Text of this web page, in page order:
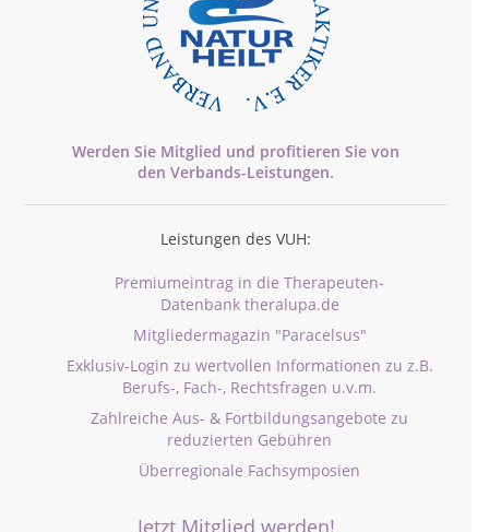
Werden Sie Mitglied und profitieren Sie von
den Verbands-Leistungen.
Leistungen des VUH:
Premiumeintrag in die Therapeuten-
Datenbank theralupa.de
Mitgliedermagazin "Paracelsus"
Exklusiv-Login zu wertvollen Informationen zu z.B.
Berufs-, Fach-, Rechtsfragen u.v.m.
Zahlreiche Aus- & Fortbildungsangebote zu
reduzierten Gebühren
Überregionale Fachsymposien
Jetzt Mitglied werden!